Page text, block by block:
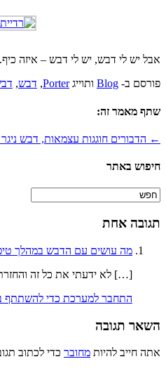
אבל יש לי דבש, יש לי דבש – איזה כיף.
פורסם ב- Blog ותוייגPorter
, דבש,
שתף מאמר זה:
← הדבורים חוגגות עצמאות, דבש
חיפוש באתר
תגובה אחת
מה עושים עם הדבש במהלך
[…] לא ידעתי את כל זה
התחבר למערכת כדי להשתתף
השאר תגובה
אתה חייב להיות מחובר כדי לכתוב